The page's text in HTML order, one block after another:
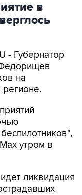
в
- Губернатор
на
утром в
ликвидация